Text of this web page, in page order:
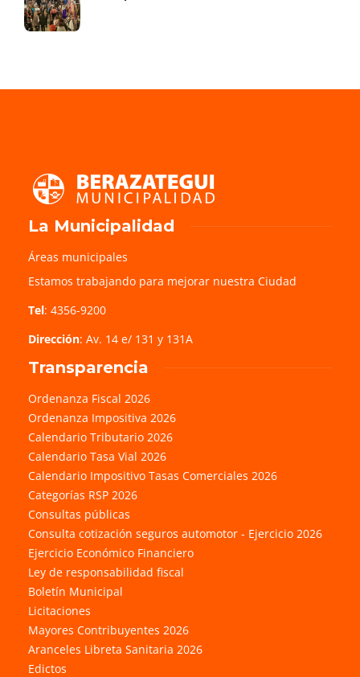
La Municipalidad
Áreas municipales
Estamos trabajando para mejorar nuestra Ciudad
Tel: 4356-9200
Dirección: Av. 14 e/ 131 y 131A
Transparencia
Ordenanza Fiscal 2026
Ordenanza Impositiva 2026
Calendario Tributario 2026
Calendario Tasa Vial 2026
Calendario Impositivo Tasas Comerciales 2026
Categorías RSP 2026
Consultas públicas
Consulta cotización seguros automotor - Ejercicio 2026
Ejercicio Económico Financiero
Ley de responsabilidad fiscal
Boletín Municipal
Licitaciones
Mayores Contribuyentes 2026
Aranceles Libreta Sanitaria 2026
Edictos